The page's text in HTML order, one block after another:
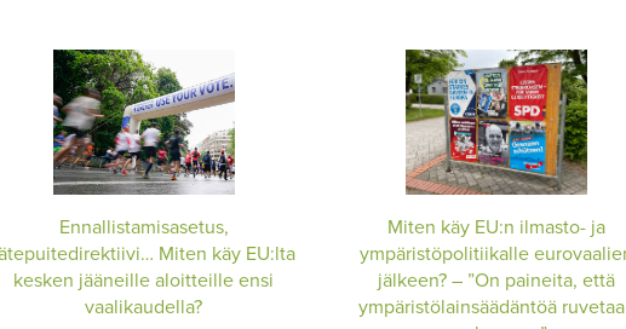
Ennallistamisasetus,
Miten käy EU:lta
kesken jääneille aloitteille ensi
vaalikaudella?
Miten käy EU:n ilmasto- ja
ympäristöpolitiikalle
jälkeen? – ”On paineita, että
ympäristölainsäädäntöä